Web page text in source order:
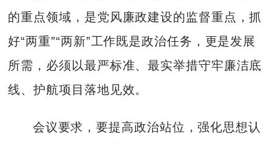
的重点领域，是党风廉政建设的监督重点，抓
好“两重”“两新”工作既是政治任务，更是发展
所需，必须以最严标准、最实举措守牢廉洁底
线、护航项目落地见效。
会议要求，要提高政治站位，强化思想认